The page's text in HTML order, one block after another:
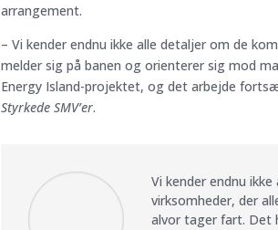
arrangement.
– Vi kender endnu ikke alle detaljer om de
melder sig på banen og orienterer sig mod
Energy Island-projektet, og det arbejde
Styrkede SMV’er.
Vi kender endnu
virksomheder, der
alvor tager fart. Det